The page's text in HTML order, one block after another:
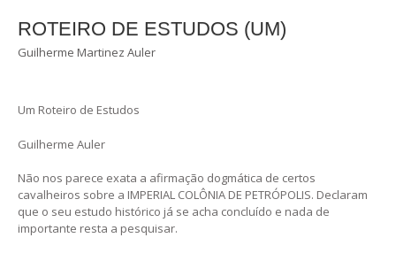
ROTEIRO DE ESTUDOS (UM)
Guilherme Martinez Auler
Um Roteiro de Estudos
Guilherme Auler
Não nos parece exata a afirmação dogmática de certos
cavalheiros sobre a IMPERIAL COLÔNIA DE PETRÓPOLIS. Declaram
que o seu estudo histórico já se acha concluído e nada de
importante resta a pesquisar.